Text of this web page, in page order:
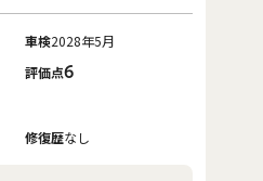
車検2028年5月
評価点6
修復歴なし